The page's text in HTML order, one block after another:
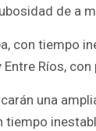
de a
con tiempo
Entre Ríos,
una
tiempo